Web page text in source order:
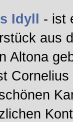
Idyll
- ist
aus
Altona